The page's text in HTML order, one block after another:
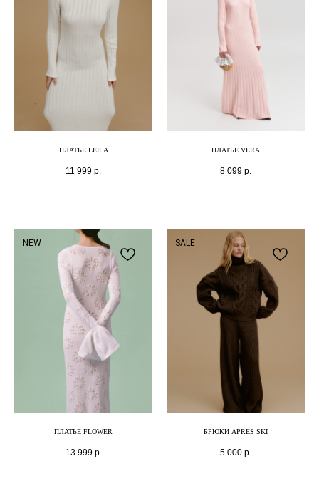
ПЛАТЬЕ LEILA
11 999 р.
ПЛАТЬЕ VERA
8 099 р.
NEW
ПЛАТЬЕ FLOWER
13 999 р.
SALE
БРЮКИ APRES SKI
5 000 р.